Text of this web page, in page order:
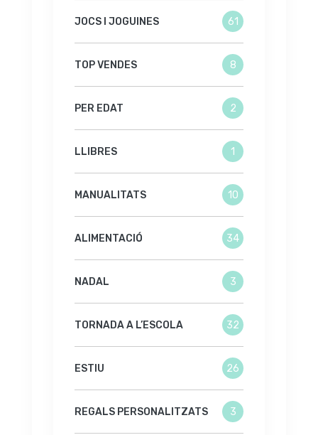
JOCS I JOGUINES 61
TOP VENDES 8
PER EDAT 2
LLIBRES 1
MANUALITATS 10
ALIMENTACIÓ 34
NADAL 3
TORNADA A L’ESCOLA 32
ESTIU 26
REGALS PERSONALITZATS 3